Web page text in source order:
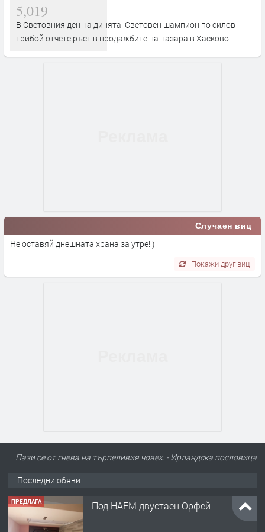
5,019
В Световния ден на динята: Световен шампион по силов
трибой отчете ръст в продажбите на пазара в Хасково
Случаен виц
Не оставяй днешната храна за утре!:)
Покажи друг виц
Пази се от гнева на търпеливия човек. - Ирландскa пословицa
Последни обяви
ПРЕДЛАГА Под НАЕМ двустаен Орфей